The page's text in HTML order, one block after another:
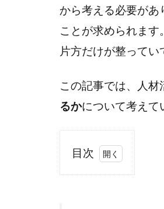
から考える必要が
ことが求められます。
片方だけが整ってい
この記事では、人材
るかについて考えて
目次
1